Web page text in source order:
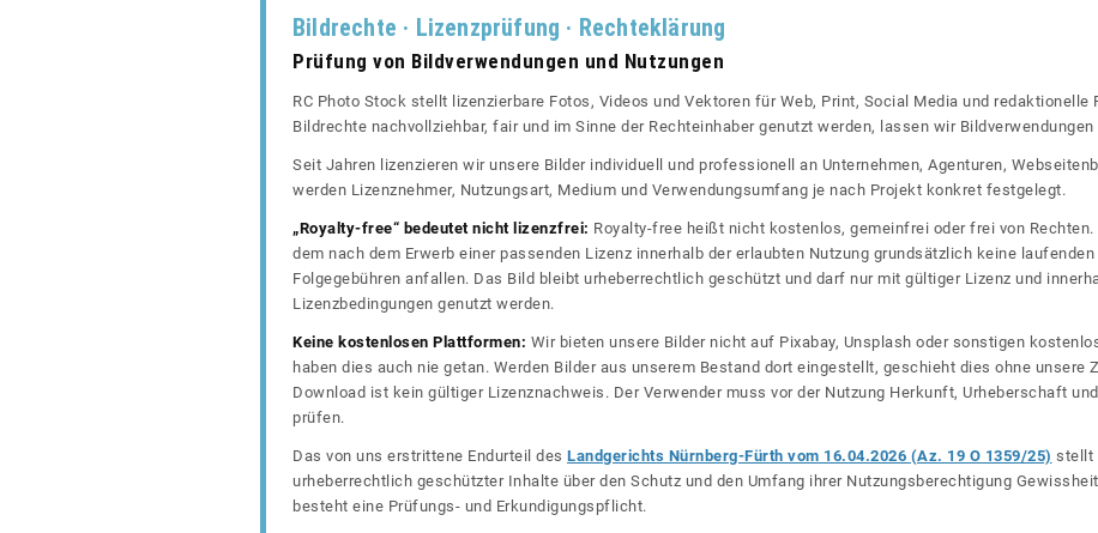
Bildrechte · Lizenzprüfung · Rechteklärung
Prüfung von Bildverwendungen und Nutzungen
RC Photo Stock stellt lizenzierbare Fotos, Videos und Vektoren für Web, Print, Social Media und redaktionelle
Bildrechte nachvollziehbar, fair und im Sinne der Rechteinhaber genutzt werden, lassen wir
Seit Jahren lizenzieren wir unsere Bilder individuell und professionell an Unternehmen, Agenturen,
werden Lizenznehmer, Nutzungsart, Medium und Verwendungsumfang je nach Projekt konkret festgelegt.
„Royalty-free“ bedeutet nicht lizenzfrei: Royalty-free heißt nicht kostenlos, gemeinfrei oder frei von
dem nach dem Erwerb einer passenden Lizenz innerhalb der erlaubten Nutzung grundsätzlich keine
Folgegebühren anfallen. Das Bild bleibt urheberrechtlich geschützt und darf nur mit gültiger Lizenz und
Lizenzbedingungen genutzt werden.
Keine kostenlosen Plattformen: Wir bieten unsere Bilder nicht auf Pixabay, Unsplash oder sonstigen
haben dies auch nie getan. Werden Bilder aus unserem Bestand dort eingestellt, geschieht dies ohne unsere
Download ist kein gültiger Lizenznachweis. Der Verwender muss vor der Nutzung Herkunft, Urheberschaft
prüfen.
Das von uns erstrittene Endurteil des Landgerichts Nürnberg-Fürth vom 16.04.2026 (Az. 19 O 1359/25) stellt
urheberrechtlich geschützter Inhalte über den Schutz und den Umfang ihrer Nutzungsberechtigung
besteht eine Prüfungs- und Erkundigungspflicht.